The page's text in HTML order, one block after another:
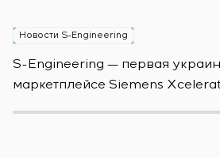
Новости S-Engineering
S-Engineering — первая
маркетплейсе Siemens